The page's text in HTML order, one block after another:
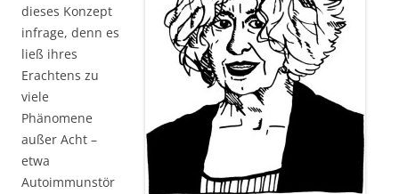
dieses Konzept
infrage, denn es
ließ ihres
Erachtens zu
viele
Phänomene
außer Acht –
etwa
Autoimmunstör